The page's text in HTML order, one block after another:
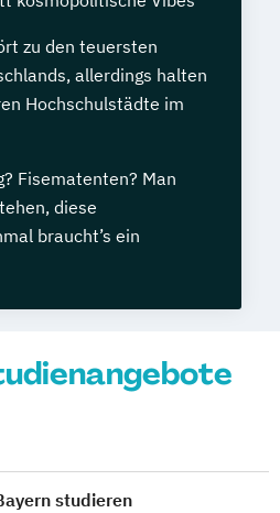
zu den teuersten
allerdings halten
Hochschulstädte im
Fisematenten? Man
diese
braucht’s ein
studieren